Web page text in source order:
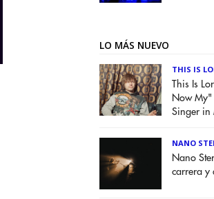
LO MÁS NUEVO
THIS IS
This Is
Now My"
Singer in
NANO
Nano
carrera y